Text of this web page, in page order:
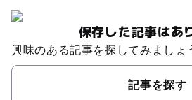
保存した記事はあ
興味のある記事を探してみましょ
記事を探す